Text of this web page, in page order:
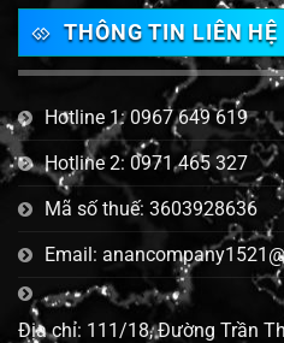
THÔNG TIN LIÊN HỆ
Hotline 1: 0967 649 619
Hotline 2: 0971 465 327
Mã số thuế: 3603928636
Email:
Địa chỉ: 111/18, Đường Trần